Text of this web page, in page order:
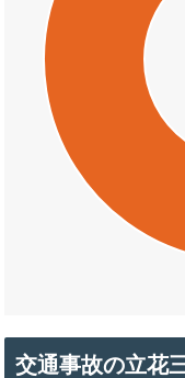
交通事故の立花